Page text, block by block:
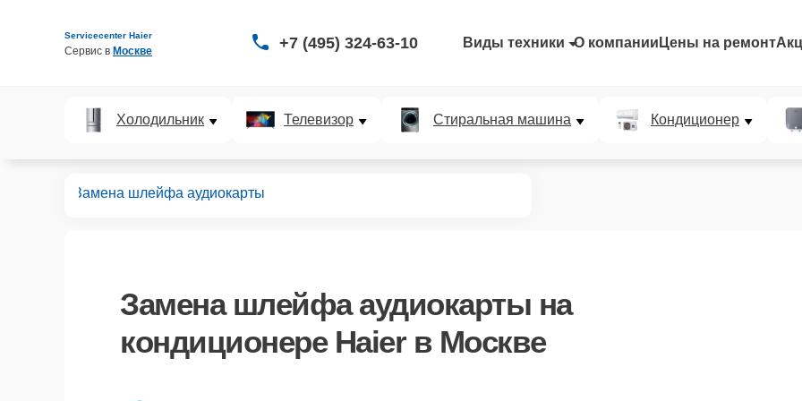
Servicecenter Haier
Сервис в Москве +7 (495) 324-63-10 Виды техники О компании Цены на ремонт
Холодильник Телевизор Стиральная машина Кондиционер
Замена шлейфа аудиокарты
Замена шлейфа аудиокарты на
кондиционере Haier в Москве